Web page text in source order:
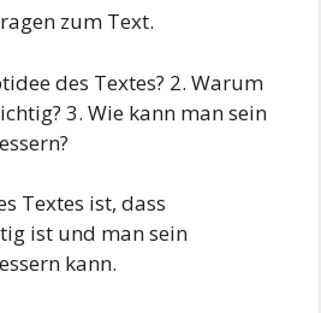
zum Text.
des Textes? 2. Warum
3. Wie kann man sein
Textes ist, dass
ist und man sein
kann.